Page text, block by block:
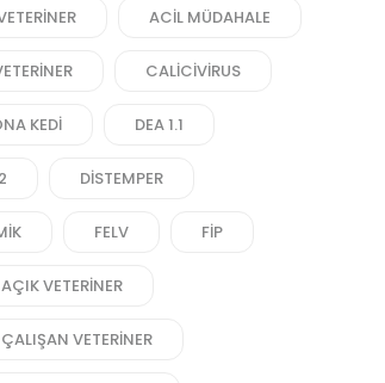
ACIL MÜDAHALE
CALICIVIRUS
KEDI DEA 1.1
DISTEMPER
FELV FIP
VETERINER
VETERINER